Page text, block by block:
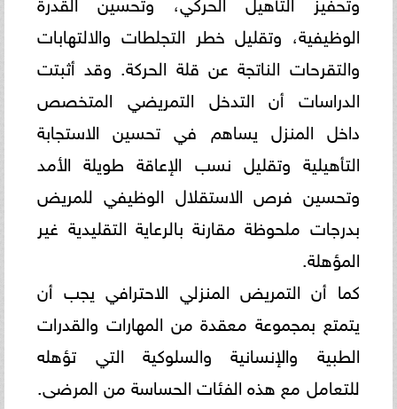
الوظيفية، وتقليل خطر التجلطات والالتهابات
والتقرحات الناتجة عن قلة الحركة. وقد أثبتت
الدراسات أن التدخل التمريضي المتخصص
داخل المنزل يساهم في تحسين الاستجابة
التأهيلية وتقليل نسب الإعاقة طويلة الأمد
وتحسين فرص الاستقلال الوظيفي للمريض
بدرجات ملحوظة مقارنة بالرعاية التقليدية غير
المؤهلة.
كما أن التمريض المنزلي الاحترافي يجب أن
يتمتع بمجموعة معقدة من المهارات والقدرات
الطبية والإنسانية والسلوكية التي تؤهله
للتعامل مع هذه الفئات الحساسة من المرضى.